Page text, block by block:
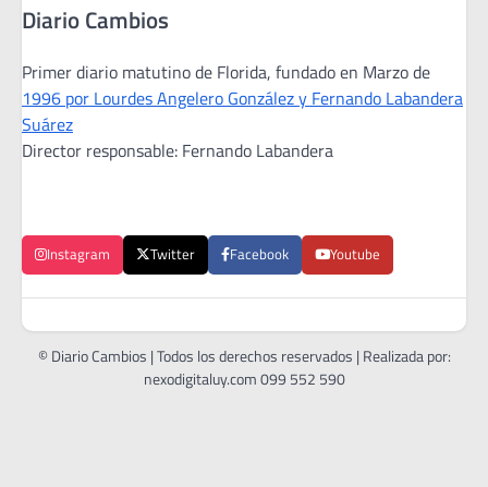
Diario Cambios
Primer diario matutino de Florida, fundado en Marzo de
1996 por Lourdes Angelero González y Fernando Labandera
Suárez
Director responsable: Fernando Labandera
Instagram Twitter Facebook Youtube